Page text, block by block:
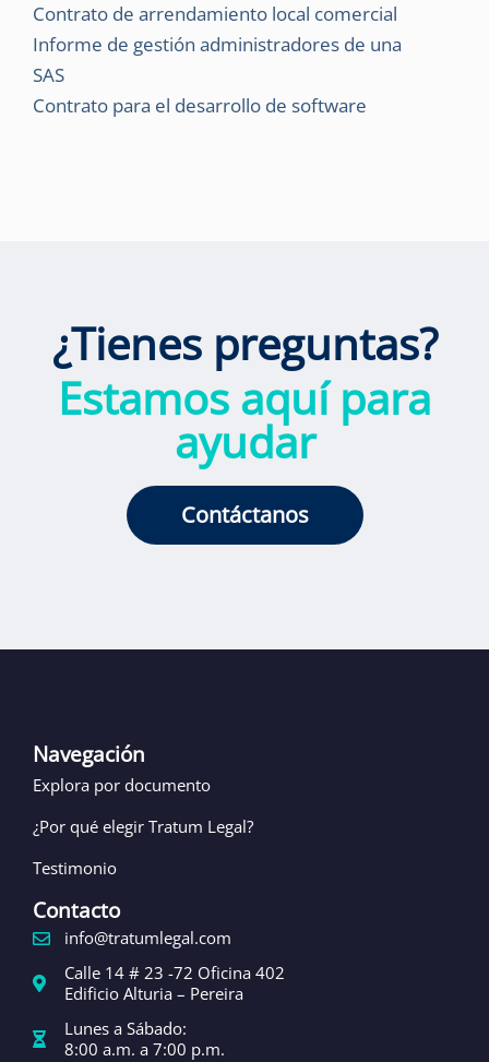
Contrato de arrendamiento local comercial
Informe de gestión administradores de una
SAS
Contrato para el desarrollo de software
¿Tienes preguntas?
Estamos aquí para
ayudar
Contáctanos
Navegación
Explora por documento
¿Por qué elegir Tratum Legal?
Testimonio
Contacto
info@tratumlegal.com
Calle 14 # 23 -72 Oficina 402
Edificio Alturia – Pereira
Lunes a Sábado:
8:00 a.m. a 7:00 p.m.